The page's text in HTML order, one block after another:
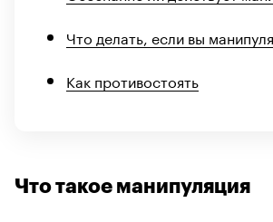
Что делать, если вы
Как противостоять
Что такое манипуляция